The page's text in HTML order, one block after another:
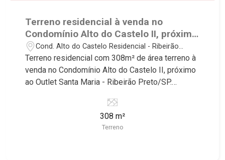
Terreno residencial à venda no
Condomínio Alto do Castelo II, próximo
ao Outlet Santa Maria - Ribeirão
Preto/SP.
Cond. Alto do Castelo Residencial - Ribeirão
Preto/SP
Terreno residencial com 308m² de área terreno à
venda no Condomínio Alto do Castelo II, próximo
ao Outlet Santa Maria - Ribeirão Preto/SP.
Martinelli Imobiliária selecionou para você: -
308m² de área terreno - Plano - Condomínio
fechado - Portaria 24hrs Martinelli Imobiliária -
308 m²
Terreno